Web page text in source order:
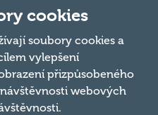
Nahoru
cookies
soubory cookies a
vylepšení
přizpůsobeného
webových